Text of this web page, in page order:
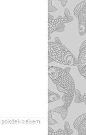
položek celkem